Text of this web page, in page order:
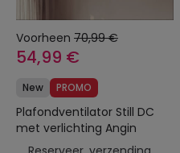
Voorheen 70,99 €
54,99 €
New PROMO
Plafondventilator Still DC
met verlichting Angin